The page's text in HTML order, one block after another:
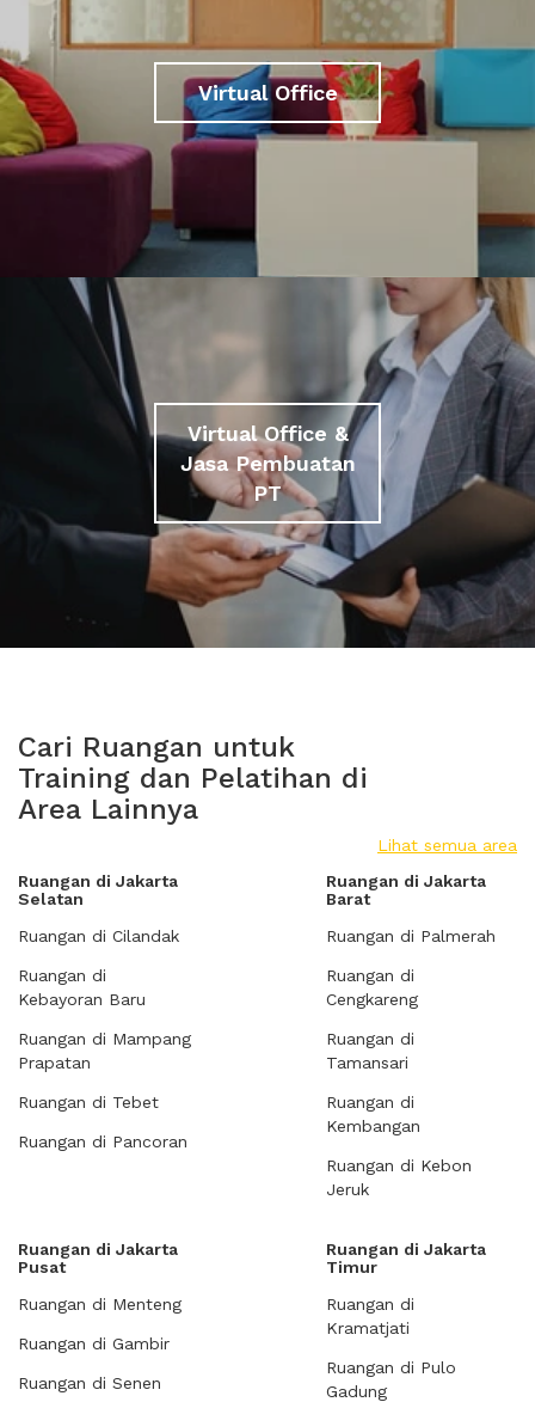
Virtual Office
Virtual Office &
Jasa Pembuatan
PT
Cari Ruangan untuk
Training dan Pelatihan di
Area Lainnya
Lihat semua area
Ruangan di Jakarta
Selatan
Ruangan di Cilandak
Ruangan di
Kebayoran Baru
Ruangan di Mampang
Prapatan
Ruangan di Tebet
Ruangan di Pancoran
Ruangan di Jakarta
Barat
Ruangan di Palmerah
Ruangan di
Cengkareng
Ruangan di
Tamansari
Ruangan di
Kembangan
Ruangan di Kebon
Jeruk
Ruangan di Jakarta
Pusat
Ruangan di Menteng
Ruangan di Gambir
Ruangan di Senen
Ruangan di Jakarta
Timur
Ruangan di
Kramatjati
Ruangan di Pulo
Gadung